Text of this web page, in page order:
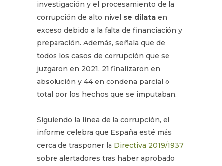
investigación y el procesamiento de la
corrupción de alto nivel se dilata en
exceso debido a la falta de financiación y
preparación. Además, señala que de
todos los casos de corrupción que se
juzgaron en 2021, 21 finalizaron en
absolución y 44 en condena parcial o
total por los hechos que se imputaban.
Siguiendo la línea de la corrupción, el
informe celebra que España esté más
cerca de trasponer la Directiva 2019/1937
sobre alertadores tras haber aprobado